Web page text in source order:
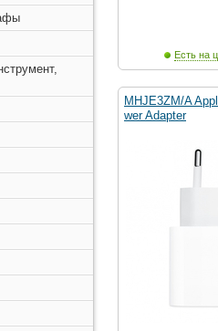
Есть на
MHJE3ZM/A
wer Adapter